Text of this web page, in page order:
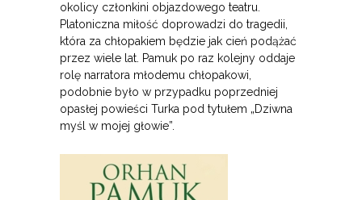
okolicy członkini objazdowego teatru.
Platoniczna miłość doprowadzi do tragedii,
która za chłopakiem będzie jak cień podążać
przez wiele lat. Pamuk po raz kolejny oddaje
rolę narratora młodemu chłopakowi,
podobnie było w przypadku poprzedniej
opasłej powieści Turka pod tytułem „Dziwna
myśl w mojej głowie”.